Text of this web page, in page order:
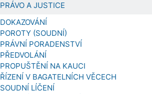
PRÁVO A JUSTICE
DOKAZOVÁNÍ
POROTY (SOUDNÍ)
PRÁVNÍ PORADENSTVÍ
PŘEDVOLÁNÍ
PROPUŠTĚNÍ NA KAUCI
ŘÍZENÍ V BAGATELNÍCH VĚCECH
SOUDNÍ LÍČENÍ